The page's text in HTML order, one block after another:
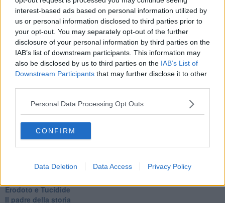
interest-based ads based on personal information utilized by
us or personal information disclosed to third parties prior to
your opt-out. You may separately opt-out of the further
disclosure of your personal information by third parties on the
IAB’s list of downstream participants. This information may
also be disclosed by us to third parties on the IAB’s List of
Downstream Participants that may further disclose it to other
Personal Data Processing Opt Outs
CONFIRM
Data Deletion Data Access Privacy Policy
Auguri
Moro
Passanti
Continuando, la nonna e il carretto
Metaverso smart
Fiamme
Anzi
Confessioni autoreferenziali
Utopie
La classe
Pensieri incoerenti
Dal balcone
Il guardiano
Erodoto e Tucidide
Il padre della storia